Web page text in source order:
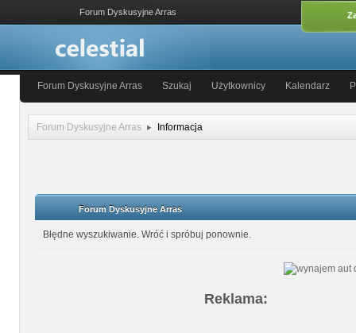
Forum Dyskusyjne Arras
Forum Dyskusyjne Arras Szukaj Użytkownicy Kalendarz
Forum Dyskusyjne Arras Informacja
Forum Dyskusyjne Arras
Błędne wyszukiwanie. Wróć i spróbuj ponownie.
Reklama: